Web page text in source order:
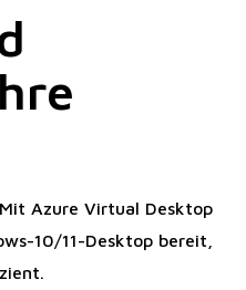
Azure Virtual Desktop
10/11-Desktop bereit,